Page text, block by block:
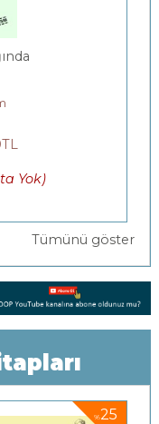
TL
Yok)
Tümünü göster
%25